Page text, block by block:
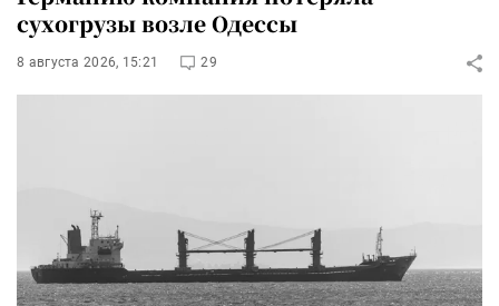
сухогрузы возле Одессы
8 августа 2026, 15:21 29